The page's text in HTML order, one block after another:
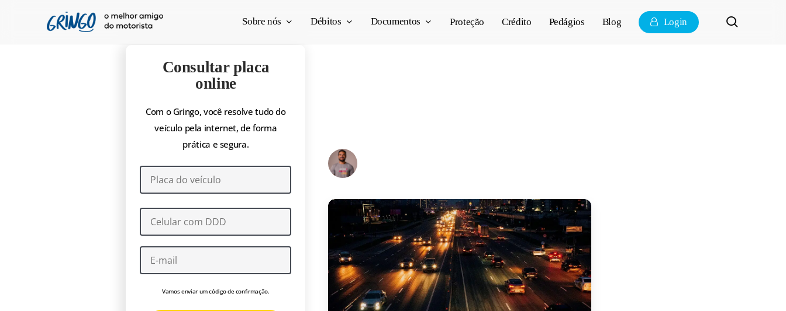
Sobre nós Débitos Documentos Proteção Crédito Pedágios Blog Login
Consultar placa
online
Com o Gringo, você resolve tudo do
veículo pela internet, de forma
prática e segura.
Vamos enviar um código de confirmação.